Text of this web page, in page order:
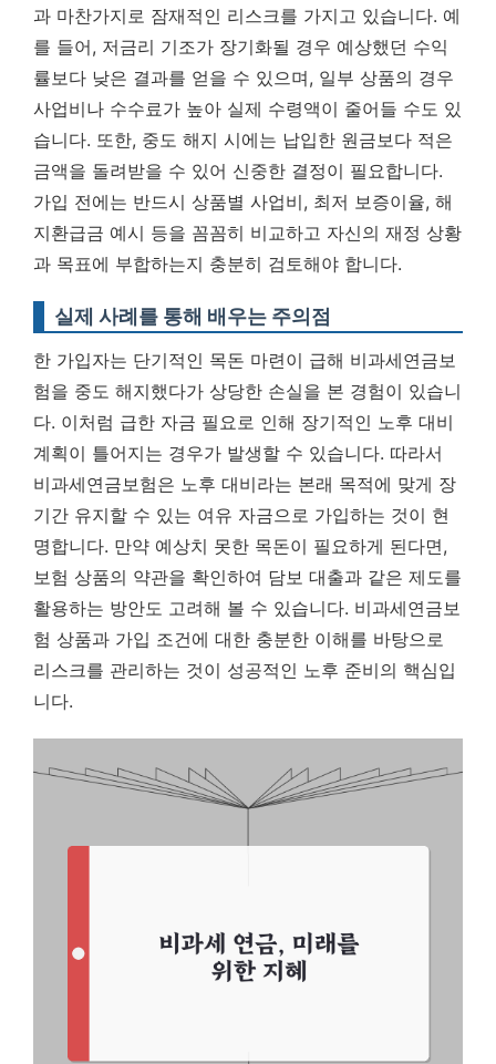
과 마찬가지로 잠재적인 리스크를 가지고 있습니다. 예
를 들어, 저금리 기조가 장기화될 경우 예상했던 수익
률보다 낮은 결과를 얻을 수 있으며, 일부 상품의 경우
사업비나 수수료가 높아 실제 수령액이 줄어들 수도 있
습니다. 또한, 중도 해지 시에는 납입한 원금보다 적은
금액을 돌려받을 수 있어 신중한 결정이 필요합니다.
가입 전에는 반드시 상품별 사업비, 최저 보증이율, 해
지환급금 예시 등을 꼼꼼히 비교하고 자신의 재정 상황
과 목표에 부합하는지 충분히 검토해야 합니다.
실제 사례를 통해 배우는 주의점
한 가입자는 단기적인 목돈 마련이 급해 비과세연금보
험을 중도 해지했다가 상당한 손실을 본 경험이 있습니
다. 이처럼 급한 자금 필요로 인해 장기적인 노후 대비
계획이 틀어지는 경우가 발생할 수 있습니다. 따라서
비과세연금보험은 노후 대비라는 본래 목적에 맞게 장
기간 유지할 수 있는 여유 자금으로 가입하는 것이 현
명합니다. 만약 예상치 못한 목돈이 필요하게 된다면,
보험 상품의 약관을 확인하여 담보 대출과 같은 제도를
활용하는 방안도 고려해 볼 수 있습니다. 비과세연금보
험 상품과 가입 조건에 대한 충분한 이해를 바탕으로
리스크를 관리하는 것이 성공적인 노후 준비의 핵심입
니다.